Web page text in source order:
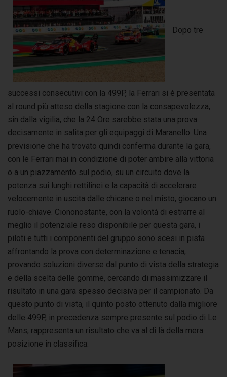
Dopo tre
successi consecutivi con la 499P, la Ferrari si è presentata
al round più atteso della stagione con la consapevolezza,
sin dalla vigilia, che la 24 Ore sarebbe stata una prova
decisamente in salita per gli equipaggi di Maranello. Una
previsione che ha trovato quindi conferma durante la gara,
con le Ferrari mai in condizione di poter ambire alla vittoria
o a un piazzamento sul podio, su un circuito dove la
potenza sui lunghi rettilinei e la capacità di accelerare
velocemente in uscita dalle chicane o nel misto, giocano un
ruolo-chiave. Ciononostante, con la volontà di estrarre al
meglio il potenziale reso disponibile per questa gara, i
piloti e tutti i componenti del gruppo sono scesi in pista
affrontando la prova con determinazione e tenacia,
provando soluzioni diverse dal punto di vista della strategia
e della scelta delle gomme, cercando di massimizzare il
risultato in una gara spesso decisiva per il campionato. Da
questo punto di vista, il quinto posto ottenuto dalla migliore
delle 499P, in precedenza sempre presente sul podio di Le
Mans, rappresenta un risultato che va al di là della mera
posizione in classifica.